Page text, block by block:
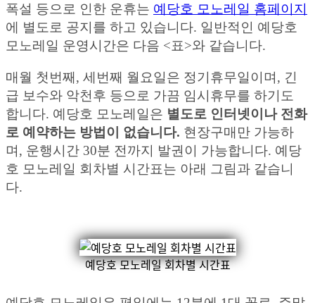
폭설 등으로 인한 운휴는 예당호 모노레일 홈페이지
에 별도로 공지를 하고 있습니다. 일반적인 예당호
모노레일 운영시간은 다음 <표>와 같습니다.
매월 첫번째, 세번째 월요일은 정기휴무일이며, 긴
급 보수와 악천후 등으로 가끔 임시휴무를 하기도
합니다. 예당호 모노레일은 별도로 인터넷이나 전화
로 예약하는 방법이 없습니다. 현장구매만 가능하
며, 운행시간 30분 전까지 발권이 가능합니다. 예당
호 모노레일 회차별 시간표는 아래 그림과 같습니
다.
예당호 모노레일 회차별 시간표